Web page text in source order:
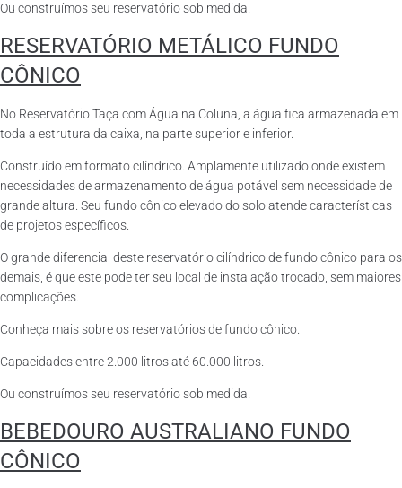
Ou construímos seu reservatório sob medida.
RESERVATÓRIO METÁLICO FUNDO
CÔNICO
No Reservatório Taça com Água na Coluna, a água fica armazenada em
toda a estrutura da caixa, na parte superior e inferior.
Construído em formato cilíndrico. Amplamente utilizado onde existem
necessidades de armazenamento de água potável sem necessidade de
grande altura. Seu fundo cônico elevado do solo atende características
de projetos específicos.
O grande diferencial deste reservatório cilíndrico de fundo cônico para os
demais, é que este pode ter seu local de instalação trocado, sem maiores
complicações.
Conheça mais sobre os reservatórios de fundo cônico.
Capacidades entre 2.000 litros até 60.000 litros.
Ou construímos seu reservatório sob medida.
BEBEDOURO AUSTRALIANO FUNDO
CÔNICO